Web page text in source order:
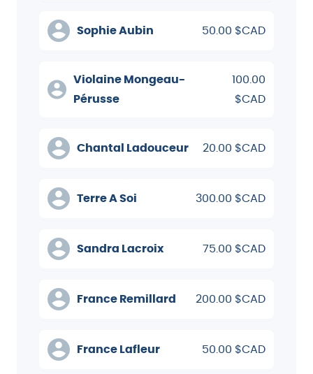
Sophie Aubin 50.00 $CAD
Violaine Mongeau-
Pérusse
100.00
$CAD
Chantal Ladouceur 20.00 $CAD
Terre A Soi 300.00 $CAD
Sandra Lacroix 75.00 $CAD
France Remillard 200.00 $CAD
France Lafleur 50.00 $CAD